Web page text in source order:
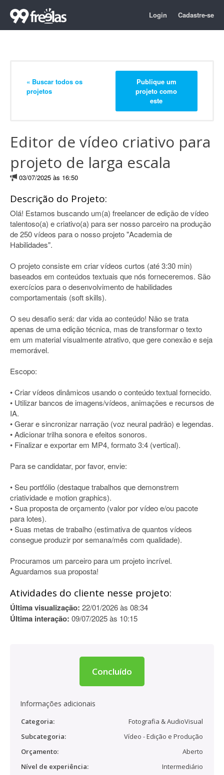
Login Cadastre-se
« Buscar todos os
projetos
Publique um
projeto como
este
Editor de vídeo criativo para
projeto de larga escala
03/07/2025 às 16:50
Descrição do Projeto:
Olá! Estamos buscando um(a) freelancer de edição de vídeo
talentoso(a) e criativo(a) para ser nosso parceiro na produção
de 250 vídeos para o nosso projeto "Academia de
Habilidades".
O projeto consiste em criar vídeos curtos (até 3:30 min)
baseados em conteúdos textuais que nós forneceremos. São
exercícios para o desenvolvimento de habilidades
comportamentais (soft skills).
O seu desafio será: dar vida ao conteúdo! Não se trata
apenas de uma edição técnica, mas de transformar o texto
em um material visualmente atrativo, que gere conexão e seja
memorável.
Escopo:
• Criar vídeos dinâmicos usando o conteúdo textual fornecido.
• Utilizar bancos de imagens/vídeos, animações e recursos de
IA.
• Gerar e sincronizar narração (voz neural padrão) e legendas.
• Adicionar trilha sonora e efeitos sonoros.
• Finalizar e exportar em MP4, formato 3:4 (vertical).
Para se candidatar, por favor, envie:
• Seu portfólio (destaque trabalhos que demonstrem
criatividade e motion graphics).
• Sua proposta de orçamento (valor por vídeo e/ou pacote
para lotes).
• Suas metas de trabalho (estimativa de quantos vídeos
consegue produzir por semana/mês com qualidade).
Procuramos um parceiro para um projeto incrível.
Aguardamos sua proposta!
Atividades do cliente nesse projeto:
Última visualização: 22/01/2026 às 08:34
Última interação: 09/07/2025 às 10:15
Concluído
Informações adicionais
Categoria:
Fotografia & AudioVisual
Subcategoria:
Vídeo - Edição e Produção
Orçamento:
Aberto
Nível de experiência:
Intermediário